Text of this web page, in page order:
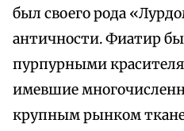
был своего рода
античности. Фиатир
пурпурными
имевшие
крупным рынком